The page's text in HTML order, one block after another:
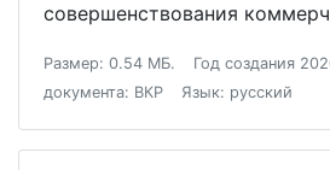
совершенствования
Размер: 0.54 МБ. Год создания
документа: ВКР
Язык: русский